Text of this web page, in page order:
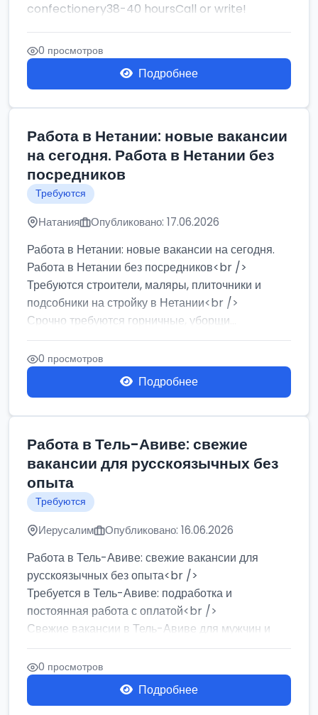
confectionery38-40 hoursCall or write!
0 просмотров
Подробнее
Работа в Нетании: новые вакансии
на сегодня. Работа в Нетании без
посредников
Требуются
Натания Опубликовано: 17.06.2026
Работа в Нетании: новые вакансии на сегодня.
Работа в Нетании без посредников<br />
Требуются строители, маляры, плиточники и
подсобники на стройку в Нетании<br />
Срочно требуются горничные, уборщи...
0 просмотров
Подробнее
Работа в Тель-Авиве: свежие
вакансии для русскоязычных без
опыта
Требуются
Иерусалим Опубликовано: 16.06.2026
Работа в Тель-Авиве: свежие вакансии для
русскоязычных без опыта<br />
Требуется в Тель-Авиве: подработка и
постоянная работа с оплатой<br />
Свежие вакансии в Тель-Авиве для мужчин и
женщин от хозя...
0 просмотров
Подробнее